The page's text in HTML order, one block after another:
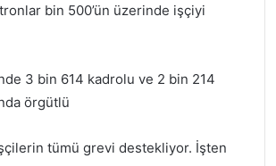
bin 500’ün üzerinde işçiyi
3 bin 614 kadrolu ve 2 bin 214
örgütlü
tümü grevi destekliyor. İşten